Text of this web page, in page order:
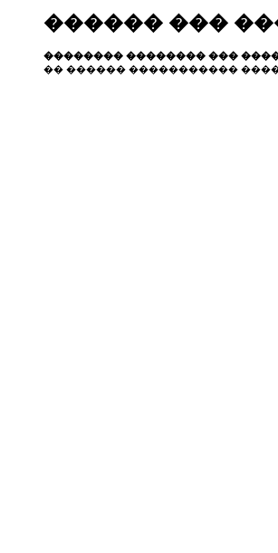
������ ���
�������� �������� ���
�� ������ �����������